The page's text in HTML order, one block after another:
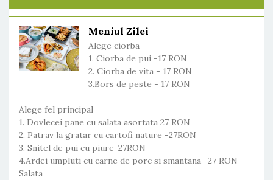
Meniul Zilei
Alege ciorba
1. Ciorba de pui -17 RON
2. Ciorba de vita - 17 RON
3.Bors de peste - 17 RON
Alege fel principal
1. Dovlecei pane cu salata asortata 27 RON
2. Patrav la gratar cu cartofi nature -27RON
3. Snitel de pui cu piure-27RON
4.Ardei umpluti cu carne de porc si smantana- 27 RON
Salata